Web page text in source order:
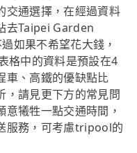
交通選擇，在經過資料
去Taipei Garden
如果不希望花大錢，
格中的資料是預設在4
車、高鐵的優缺點比
，請見更下方的常見問
犧牲一點交通時間，
服務，可考慮tripool的